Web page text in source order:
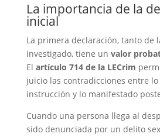
La importancia de la
inicial
La primera declaración, tanto de
investigado, tiene un valor
El artículo 714 de la LECrim
juicio las contradicciones entre
instrucción y lo manifestado
Cuando una persona llega al
sido denunciada por un delito